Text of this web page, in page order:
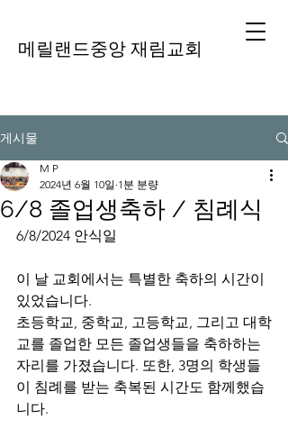
메릴랜드중앙 재림교회
게시물
6/8 졸업생축하 / 침례식
M P
2024년 6월 10일 1분 분량
6/8/2024 안식일
이 날 교회에서는 특별한 축하의 시간이
있었습니다.
초등학교, 중학교, 고등학교, 그리고 대학
교를 졸업한 모든 졸업생들을 축하하는
자리를 가졌습니다. 또한, 3명의 학생들
이 침례를 받는 축복된 시간도 함께했습
니다.